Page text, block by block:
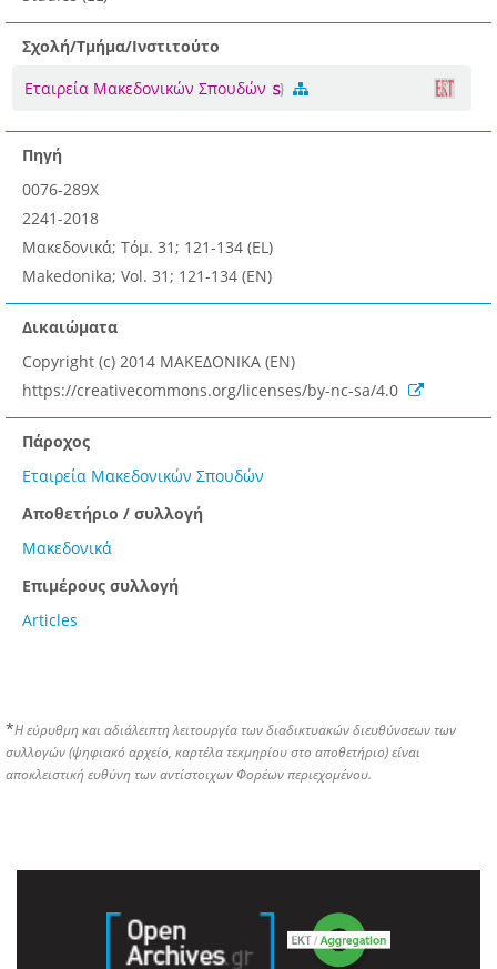
Σχολή/Τμήμα/Ινστιτούτο
Εταιρεία Μακεδονικών Σπουδών
Πηγή
0076-289X
2241-2018
Μακεδονικά; Τόμ. 31; 121-134 (EL)
Makedonika; Vol. 31; 121-134 (EN)
Δικαιώματα
Copyright (c) 2014 ΜΑΚΕΔΟΝΙΚΑ (EN)
https://creativecommons.org/licenses/by-nc-sa/4.0
Πάροχος
Εταιρεία Μακεδονικών Σπουδών
Αποθετήριο / συλλογή
Μακεδονικά
Επιμέρους συλλογή
Articles
*Η εύρυθμη και αδιάλειπτη λειτουργία των διαδικτυακών διευθύνσεων των
συλλογών (ψηφιακό αρχείο, καρτέλα τεκμηρίου στο αποθετήριο) είναι
αποκλειστική ευθύνη των αντίστοιχων Φορέων περιεχομένου.